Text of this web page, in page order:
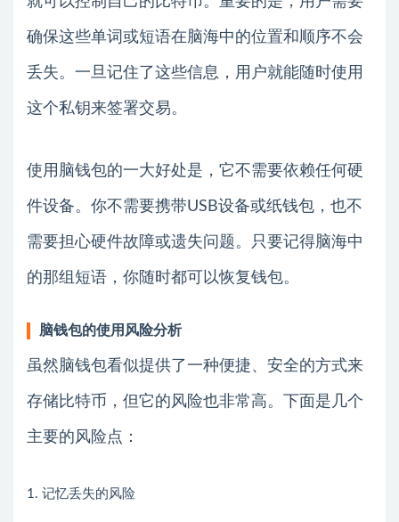
确保这些单词或短语在脑海中的位置和顺序不会
丢失。一旦记住了这些信息，用户就能随时使用
这个私钥来签署交易。
使用脑钱包的一大好处是，它不需要依赖任何硬
件设备。你不需要携带USB设备或纸钱包，也不
需要担心硬件故障或遗失问题。只要记得脑海中
的那组短语，你随时都可以恢复钱包。
脑钱包的使用风险分析
虽然脑钱包看似提供了一种便捷、安全的方式来
存储比特币，但它的风险也非常高。下面是几个
主要的风险点：
1. 记忆丢失的风险